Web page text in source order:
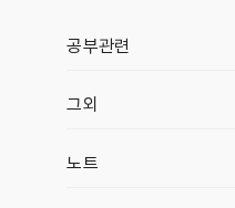
공부관련
그외
노트